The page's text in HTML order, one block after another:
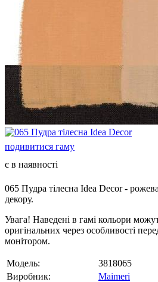
подивитися гаму
є в наявності
065 Пудра тілесна Idea Decor -
декору.
Увага! Наведені в гамі кольори
оригінальних через особливості
монітором.
Модель:
3818065
Виробник:
Maimeri